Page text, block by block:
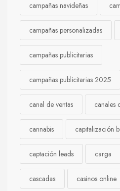
campañas navideñas
campañas personalizadas
campañas publicitarias
campañas publicitarias 2025
canal de ventas canales
cannabis capitalización
captación leads carga
cascadas casinos online